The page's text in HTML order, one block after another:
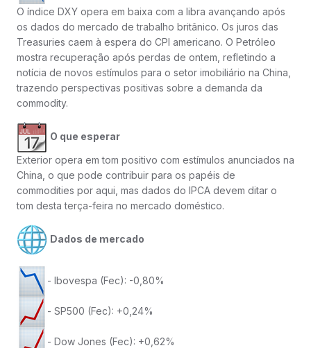
O índice DXY opera em baixa com a libra avançando após
os dados do mercado de trabalho britânico. Os juros das
Treasuries caem à espera do CPI americano. O Petróleo
mostra recuperação após perdas de ontem, refletindo a
notícia de novos estímulos para o setor imobiliário na China,
trazendo perspectivas positivas sobre a demanda da
commodity.
O que esperar
Exterior opera em tom positivo com estímulos anunciados na
China, o que pode contribuir para os papéis de
commodities por aqui, mas dados do IPCA devem ditar o
tom desta terça-feira no mercado doméstico.
Dados de mercado
- Ibovespa (Fec): -0,80%
- SP500 (Fec): +0,24%
- Dow Jones (Fec): +0,62%